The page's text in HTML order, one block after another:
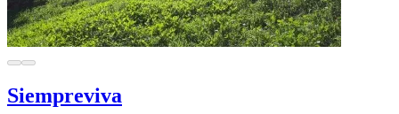
Siempreviva